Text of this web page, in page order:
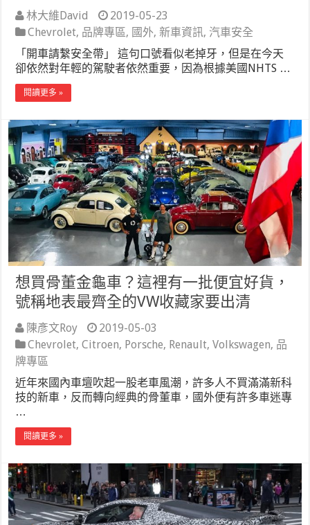
林大維David
2019-05-23
Chevrolet, 品牌專區, 國外,新車資訊, 汽車安全
「開車請繫安全帶」 這句口號看似老掉牙，但是在今天
卻依然對年輕的駕駛者依然重要，因為根據美國NHTS …
閱讀更多 »
想買骨董金龜車？這裡有一批便宜好貨，
號稱地表最齊全的VW收藏家要出清
陳彥文Roy
2019-05-03
Chevrolet,Citroen, Porsche, Renault,Volkswagen, 品
牌專區
近年來國內車壇吹起一股老車風潮，許多人不買滿滿新科
技的新車，反而轉向經典的骨董車，國外便有許多車迷專
…
閱讀更多 »